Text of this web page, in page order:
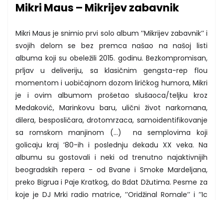
Mikri Maus – Mikrijev zabavnik
Mikri Maus je snimio prvi solo album ’’Mikrijev zabavnik’’ i
svojih delom se bez premca našao na našoj listi
albuma koji su obeležili 2015. godinu. Bezkompromisan,
prljav u deliveriju, sa klasičnim gengsta-rep flou
momentom i uobičajnom dozom liričkog humora, Mikri
je i ovim albumom prošetao slušaoca/teljku kroz
Medaković, Marinkovu baru, ulični život narkomana,
dilera, besposličara, drotomrzaca, samoidentifikovanje
sa romskom manjinom (...) na semplovima koji
golicaju kraj ’80-ih i poslednju dekadu XX veka. Na
albumu su gostovali i neki od trenutno najaktivnijih
beogradskih repera - od Bvane i Smoke Mardeljana,
preko Bigrua i Paje Kratkog, do Bdat Džutima. Pesme za
koje je DJ Mrki radio matrice, ’’Oridžinal Romale’’ i ’’Ic